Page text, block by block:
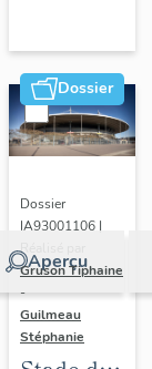
Dossier
Aperçu
Dossier
IA93001106 |
Réalisé par
Gruson Tiphaine
-
Guilmeau
Stéphanie